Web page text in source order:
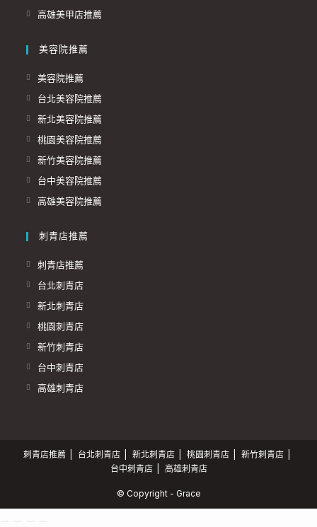
高雄美甲店推薦
美容院推薦
美容院推薦
台北美容院推薦
新北美容院推薦
桃園美容院推薦
新竹美容院推薦
台中美容院推薦
高雄美容院推薦
刺青店推薦
刺青店推薦
台北刺青店
新北刺青店
桃園刺青店
新竹刺青店
台中刺青店
高雄刺青店
刺青店推薦 台北刺青店 新北刺青店 桃園刺青店
新竹刺青店
台中刺青店
高雄刺青店
© Copyright - Grace